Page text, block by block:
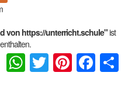
von https://unterricht.schule"ist
WhatsApp
Twitter